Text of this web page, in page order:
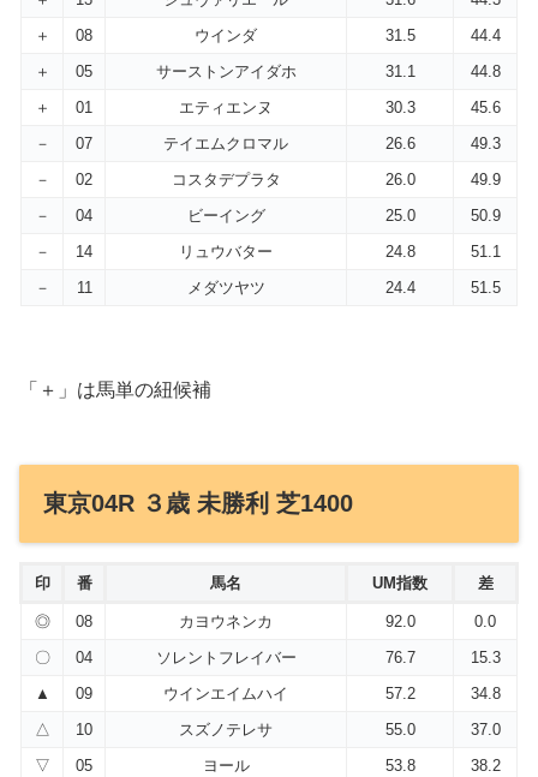
＋
08 ウインダ 31.5
44.4
＋
05 サーストンアイダホ 31.1
44.8
＋
01 エティエンヌ 30.3
45.6
－
07 テイエムクロマル 26.6
49.3
－
02 コスタデプラタ 26.0
49.9
－
04 ビーイング 25.0
50.9
－
14 リュウバター 24.8
51.1
－
11 メダツヤツ 24.4 51.5
「＋」は馬単の紐候補
東京04R ３歳 未勝利 芝1400
印 番 馬名 UM指数 差
◎ 08 カヨウネンカ 92.0
0.0
〇
04 ソレントフレイバー 76.7
15.3
▲
09 ウインエイムハイ 57.2
34.8
△
10 スズノテレサ 55.0
37.0
▽
05 ヨール 53.8
38.2